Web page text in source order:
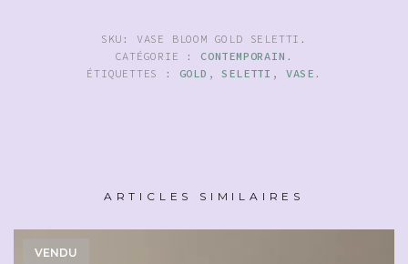
SKU: VASE BLOOM GOLD SELETTI .
CATÉGORIE : CONTEMPORAIN .
ÉTIQUETTES : GOLD ,SELETTI , VASE .
ARTICLES SIMILAIRES
VENDU